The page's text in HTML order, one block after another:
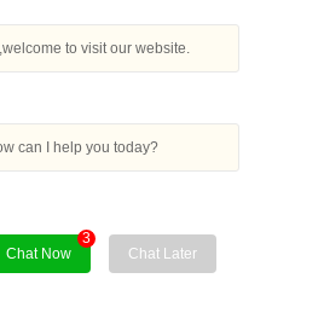
to visit our website.
can I help you today?
Chat Now
3
Chat Later